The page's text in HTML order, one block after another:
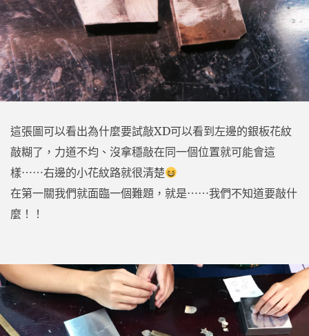
這張圖可以看出為什麼要試敲XD可以看到左邊的銀板花紋
敲糊了，力道不均、沒拿穩敲在同一個位置就可能會這
樣⋯⋯右邊的小花紋路就很清楚
在第一關我們就面臨一個難題，就是⋯⋯我們不知道要敲什
麼！！